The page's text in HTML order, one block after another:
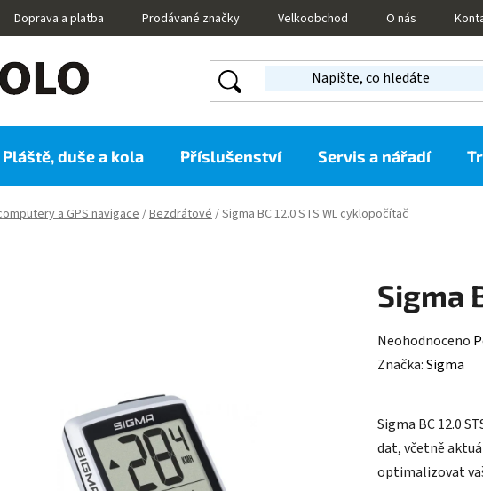
Doprava a platba Prodávané značky Velkoobchod O nás
Pláště, duše a kola Příslušenství Servis a nářadí
a GPS navigace/Bezdrátové/Sigma BC 12.0 STS WL cyklopočítač
Sigma
Průměrné
hodnocení
0,0
Neohodnoceno
Značka:Sigma
Sigma BC 12.0
dat, včetně
optimalizovat